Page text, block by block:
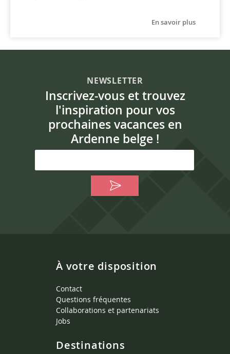
En savoir plus
NEWSLETTER
Inscrivez-vous et trouvez
l'inspiration pour vos
prochaines vacances en
Ardenne belge !
À votre disposition
Contact
Questions fréquentes
Collaborations et partenariats
Jobs
Destinations